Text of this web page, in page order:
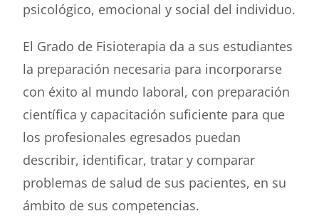
psicológico, emocional y social del individuo.
El Grado de Fisioterapia da a sus estudiantes
la preparación necesaria para incorporarse
con éxito al mundo laboral, con preparación
científica y capacitación suficiente para que
los profesionales egresados puedan
describir, identificar, tratar y comparar
problemas de salud de sus pacientes, en su
ámbito de sus competencias.